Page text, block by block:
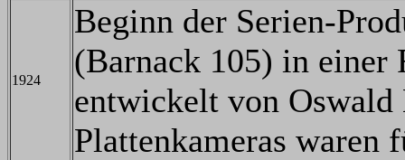
1924
Beginn der Serien-
(Barnack 105) in
entwickelt von
Plattenkameras waren